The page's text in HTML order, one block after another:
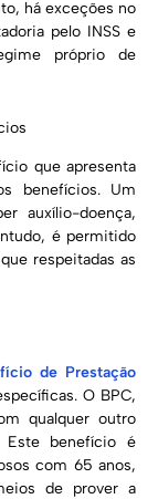
há exceções no
pelo INSS e
próprio de
que apresenta
benefícios. Um
auxílio-doença,
é permitido
respeitadas as
de Prestação
O BPC,
qualquer outro
Este benefício é
com 65 anos,
de prover a